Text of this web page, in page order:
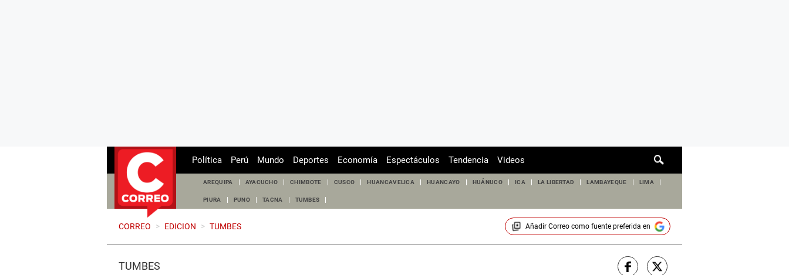
de
Política Perú Mundo Deportes Economía Espectáculos Tendencia Videos
AREQUIPA AYACUCHO CHIMBOTE CUSCO HUANCAVELICA HUANCAYO HUÁNUCO ICA LA LIBERTAD LAMBAYEQUE LIMA
PIURA PUNO TACNA TUMBES
CORREO > EDICION > TUMBES Añadir Correocomo fuente preferida en
TUMBES